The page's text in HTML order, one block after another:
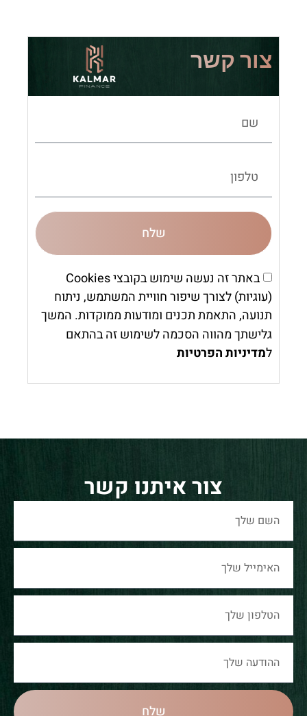
צור קשר
באתר זה נעשה שימוש בקובצי Cookies
(עוגיות) לצורך שיפור חוויית המשתמש, ניתוח
תנועה, התאמת תכנים ומודעות ממוקדות. המשך
גלישתך מהווה הסכמה לשימוש זה בהתאם
למדיניות הפרטיות
שלח
צור איתנו קשר
שלח